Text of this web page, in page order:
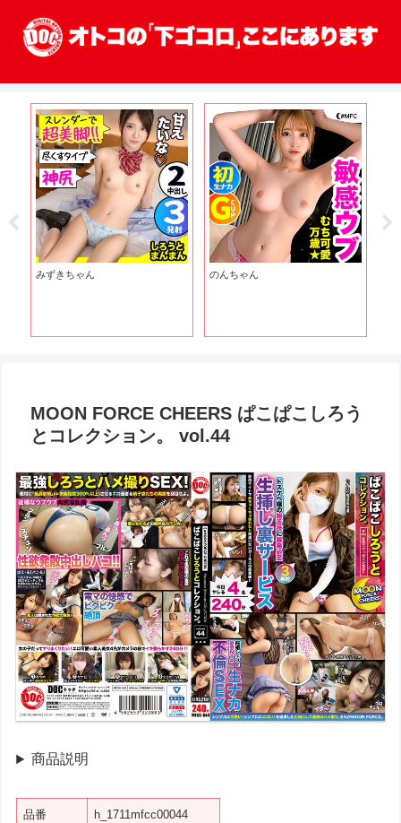
みずきちゃん のんちゃん
MOON FORCE CHEERS ぱこぱこしろう
とコレクション。 vol.44
商品説明
品番 h_1711mfcc00044